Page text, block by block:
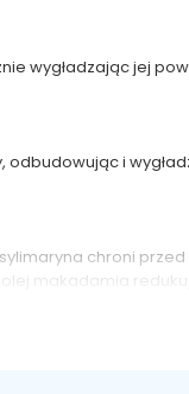
wygładzając jej
i
chroni przed
makadamia